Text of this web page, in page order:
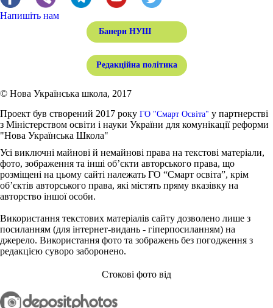
Напишіть нам
Банери НУШ
Редакційна політика
© Нова Українська школа, 2017
Проект був створений 2017 року ГО "Смарт Освіта" у партнерстві
з Міністерством освіти і науки України для комунікації реформи
"Нова Українська Школа"
Усі виключні майнові й немайнові права на текстові матеріали,
фото, зображення та інші об’єкти авторського права, що
розміщені на цьому сайті належать ГО “Смарт освіта”, крім
об’єктів авторського права, які містять пряму вказівку на
авторство іншої особи.
Використання текстових матеріалів сайту дозволено лише з
посиланням (для інтернет-видань - гіперпосиланням) на
джерело. Використання фото та зображень без погодження з
редакцією суворо заборонено.
Стокові фото від